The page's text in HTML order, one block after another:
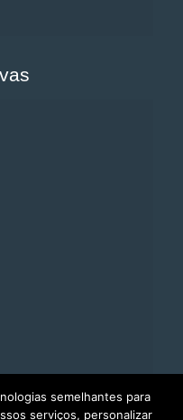
semelhantes para
serviços, personalizar